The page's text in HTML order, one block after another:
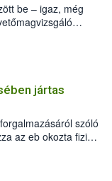
be – igaz, még
Győző által
jártas
szóló
az eb okozta fizikai
felmerülő
tartását és annak